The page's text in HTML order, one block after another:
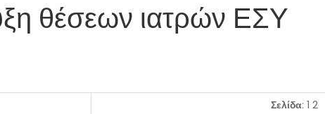
θέσεων ιατρών ΕΣΥ
Σελίδα: 1 2